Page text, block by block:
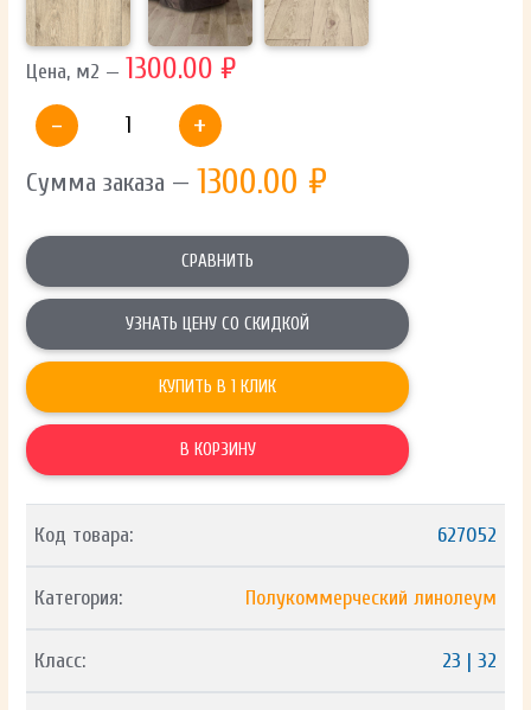
Цена, м2 — 1300.00 ₽
-
+
Сумма заказа — 1300.00 ₽
СРАВНИТЬ
УЗНАТЬ ЦЕНУ СО СКИДКОЙ
КУПИТЬ В 1 КЛИК
В КОРЗИНУ
Код товара: 627052
Категория: Полукоммерческий линолеум
Класс: 23 | 32